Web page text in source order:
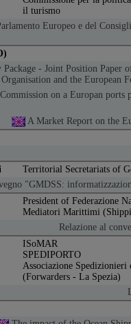
il turismo
Europeo e del
- Joint Position Paper
Organisation and the European
on a Europan ports
A Market Report on the
Territorial Secretariats of
"GMDSS:
President of Federazione
Mediatori Marittimi
Relazione al
ISoMAR
SPEDIPORTO
Associazione
(Forwarders - La Spezia)